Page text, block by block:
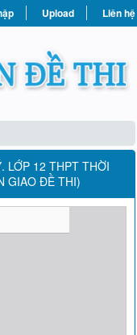
Upload Liên hệ
LỚP 12 THPT THỜI
GIAO ĐỀ THI)